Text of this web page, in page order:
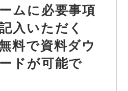
ムに必要事項
入いただく
料で資料ダウ
ドが可能で